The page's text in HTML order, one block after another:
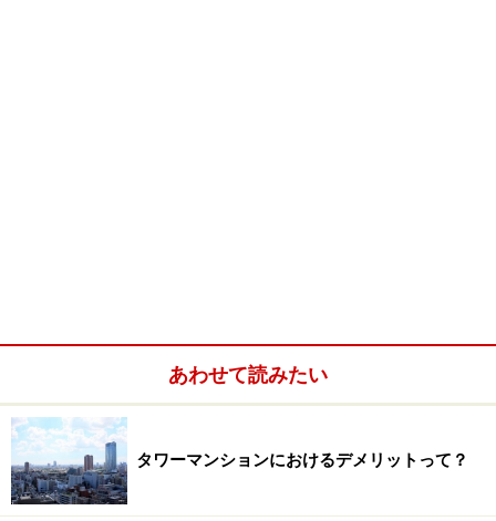
あわせて読みたい
タワーマンションにおけるデメリットって？